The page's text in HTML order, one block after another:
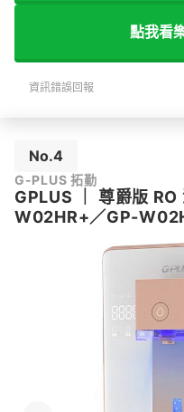
點我看
資訊錯誤回報
No.4
G-PLUS 拓勤
GPLUS 尊爵版 RO
W02HR+／GP-